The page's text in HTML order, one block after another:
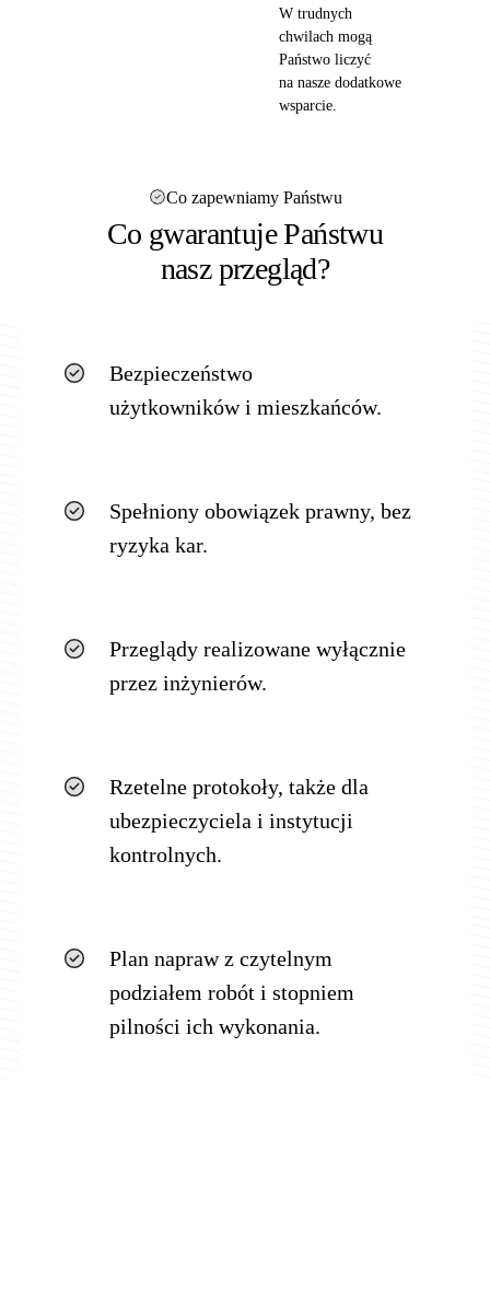
W trudnych
chwilach mogą
Państwo liczyć
na nasze dodatkowe
wsparcie.
Co zapewniamy Państwu
Co gwarantuje Państwu
nasz przegląd?
Bezpieczeństwo
użytkowników i mieszkańców.
Spełniony obowiązek prawny, bez
ryzyka kar.
Przeglądy realizowane wyłącznie
przez inżynierów.
Rzetelne protokoły, także dla
ubezpieczyciela i instytucji
kontrolnych.
Plan napraw z czytelnym
podziałem robót i stopniem
pilności ich wykonania.